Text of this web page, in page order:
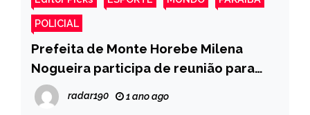
POLICIAL
Prefeita de Monte Horebe Milena
Nogueira participa de reunião para
discutir melhorias para associação do
sitio Pedreiras.
radar190 1 ano ago